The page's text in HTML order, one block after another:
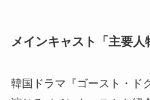
メインキャスト「主要人
韓国ドラマ『ゴースト・ド